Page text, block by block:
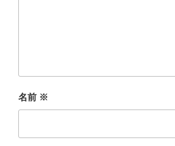
名前 ※